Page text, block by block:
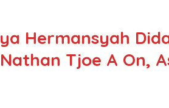
Hermansyah
Tjoe A On,